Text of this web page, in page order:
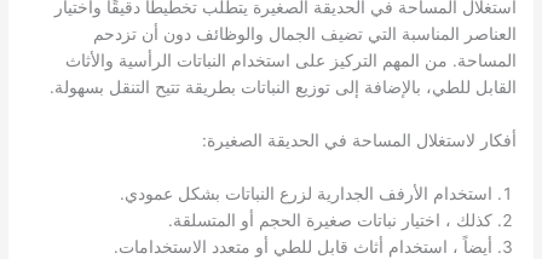
استغلال المساحة في الحديقة الصغيرة يتطلب تخطيطًا دقيقًا واختيار
العناصر المناسبة التي تضيف الجمال والوظائف دون أن تزدحم
المساحة. من المهم التركيز على استخدام النباتات الرأسية والأثاث
القابل للطي، بالإضافة إلى توزيع النباتات بطريقة تتيح التنقل بسهولة.
أفكار لاستغلال المساحة في الحديقة الصغيرة:
استخدام الأرفف الجدارية لزرع النباتات بشكل عمودي.
كذلك ، اختيار نباتات صغيرة الحجم أو المتسلقة.
أيضاً ، استخدام أثاث قابل للطي أو متعدد الاستخدامات.